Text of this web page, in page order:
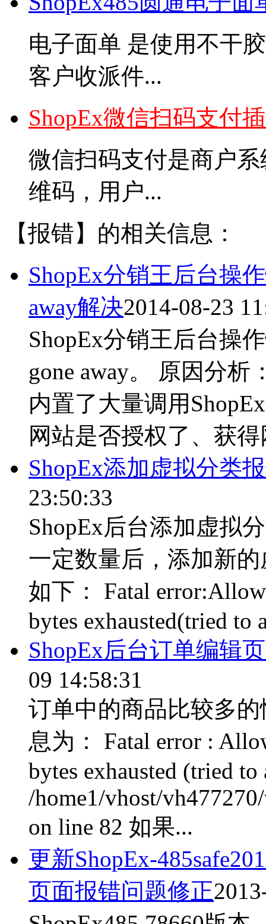
电子面单 是使用不干
客户收派件...
ShopEx微信扫码支付
微信扫码支付是商户
维码，用户...
【报错】的相关信息：
ShopEx分销王后台操
away解决2014-08-23
ShopEx分销王后台操
gone away。 原因分析
内置了大量调用
网站是否授权了、获
ShopEx添加虚拟分类
23:50:33
ShopEx后台添加虚拟
一定数量后，添加新
如下： Fatal
bytes exhausted(tried to
ShopEx后台订单编辑
09 14:58:31
订单中的商品比较多
息为： Fatal error :
bytes exhausted (tried
/home1/vhost/
on line 82 如果...
更新ShopEx-
页面报错问题修正